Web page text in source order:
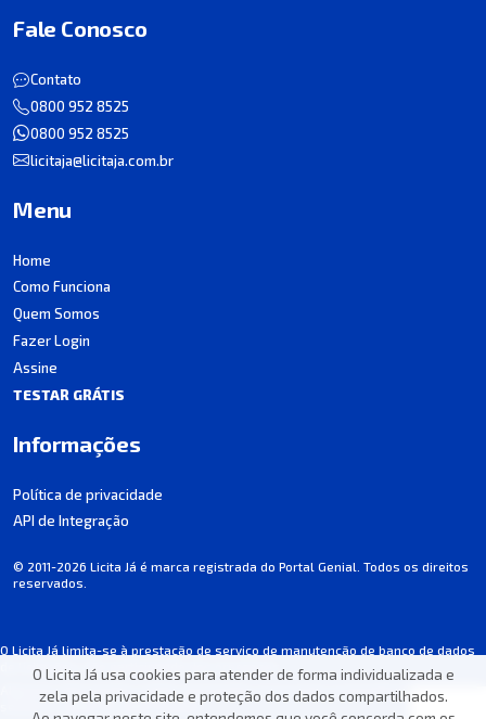
O Licita Já usa cookies para atender de forma individualizada e
zela pela privacidade e proteção dos dados compartilhados.
O Licita Já limita-se à prestação de serviço de manutenção de banco de dados
de licitações, não participando dos processos.
Algumas informações podem apresentar incorreções involuntárias. Consulte
sempre o edital de cada licitação.
Fale Conosco
Contato
0800 952 8525
0800 952 8525
licitaja@licitaja.com.br
Menu
Home
Como Funciona
Quem Somos
Fazer Login
Assine
TESTAR GRÁTIS
Informações
Política de privacidade
API de Integração
© 2011-2026 Licita Já é marca registrada do Portal Genial. Todos os direitos
reservados.